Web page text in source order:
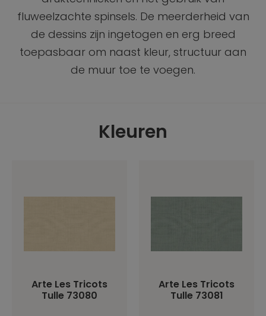
fluweelzachte spinsels. De meerderheid van
de dessins zijn ingetogen en erg breed
toepasbaar om naast kleur, structuur aan
de muur toe te voegen.
Kleuren
Arte Les Tricots
Tulle 73080
Arte Les Tricots
Tulle 73081